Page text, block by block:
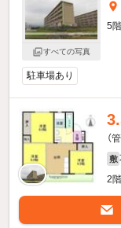
すべての写真
5
駐車場あり
（
敷
2